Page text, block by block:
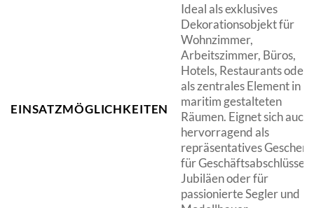
EINSATZMÖGLICHKEITEN
Ideal als exklusives
Dekorationsobjekt für
Wohnzimmer,
Arbeitszimmer, Büros,
Hotels, Restaurants oder
als zentrales Element in
maritim gestalteten
Räumen. Eignet sich auch
hervorragend als
repräsentatives Geschenk
für Geschäftsabschlüsse,
Jubiläen oder für
passionierte Segler und